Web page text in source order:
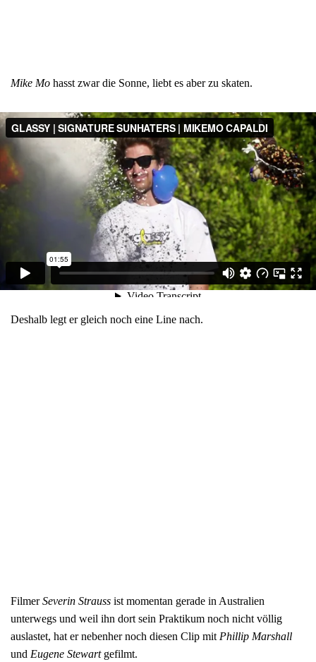
Mike Mo hasst zwar die Sonne, liebt es aber zu skaten.
Deshalb legt er gleich noch eine Line nach.
FilmerSeverin Strauss ist momentan gerade in Australien
unterwegs und weil ihn dort sein Praktikum noch nicht völlig
auslastet, hat er nebenher noch diesen Clip mit Phillip Marshall
und Eugene Stewartgefilmt.